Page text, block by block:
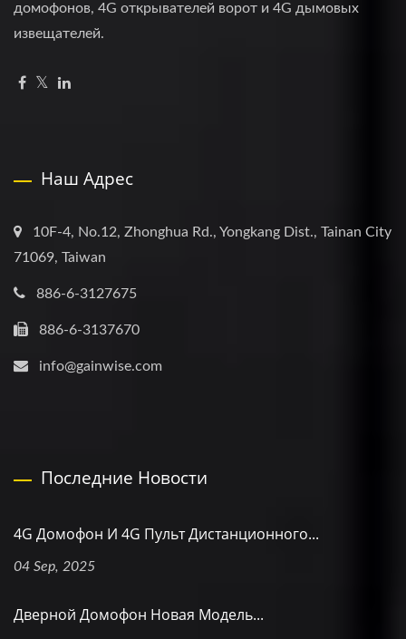
домофонов, 4G открывателей ворот и 4G дымовых
извещателей.
Наш Адрес
10F-4, No.12, Zhonghua Rd., Yongkang Dist., Tainan City
71069, Taiwan
886-6-3127675
886-6-3137670
info@gainwise.com
Последние Новости
4G Домофон И 4G Пульт Дистанционного...
04 Sep, 2025
Дверной Домофон Новая Модель...